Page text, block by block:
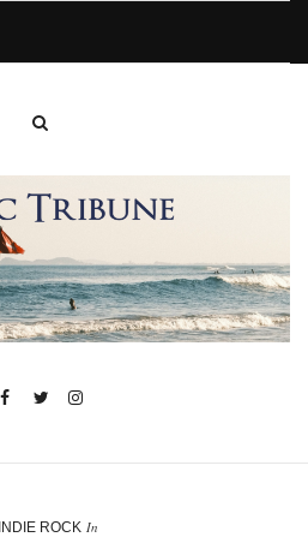
INDIE ROCK In